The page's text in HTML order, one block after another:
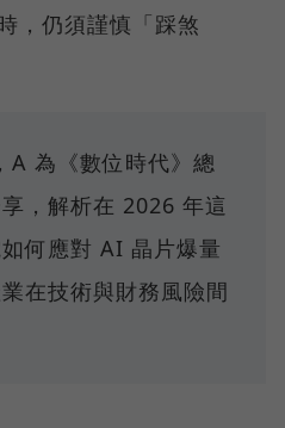
，仍須謹慎「踩煞
A 為《數位時代》總
，解析在 2026 年這
何應對 AI 晶片爆量
在技術與財務風險間